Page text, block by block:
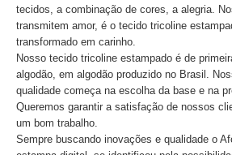
tecidos, a combinação de cores, a alegria.
transmitem amor, é o tecido tricoline
transformado em carinho.
Nosso tecido tricoline estampado é de
algodão, em algodão produzido no Brasil.
qualidade começa na escolha da base e na
Queremos garantir a satisfação de nossos
um bom trabalho.
Sempre buscando inovações e qualidade o